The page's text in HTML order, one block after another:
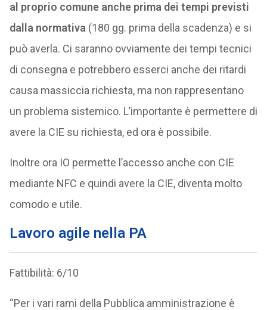
al proprio comune anche prima dei tempi previsti
dalla normativa (180 gg. prima della scadenza) e si
può averla. Ci saranno ovviamente dei tempi tecnici
di consegna e potrebbero esserci anche dei ritardi
causa massiccia richiesta, ma non rappresentano
un problema sistemico. L’importante è permettere di
avere la CIE su richiesta, ed ora è possibile.
Inoltre ora IO permette l’accesso anche con CIE
mediante NFC e quindi avere la CIE, diventa molto
comodo e utile.
Lavoro agile nella PA
Fattibilità: 6/10
“Per i vari rami della Pubblica amministrazione è